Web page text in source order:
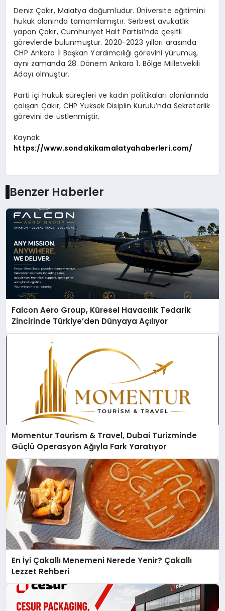
Deniz Çakır, Malatya doğumludur. Üniversite eğitimini
hukuk alanında tamamlamıştır. Serbest avukatlık
yapan Çakır, Cumhuriyet Halt Partisi’nde çeşitli
görevlerde bulunmuştur. 2020-2023 yılları arasında
CHP Ankara İl Başkan Yardımcılığı görevini yürümüş,
aynı zamanda 28. Dönem Ankara 1. Bölge Milletvekili
Adayı olmuştur.
Parti içi hukuk süreçleri ve kadın politikaları alanlarında
çalışan Çakır, CHP Yüksek Disiplin Kurulu’nda Sekreterlik
görevini de üstlenmiştir.
Kaynak:
https://www.sondakikamalatyahaberleri.com/
Benzer Haberler
Falcon Aero Group, Küresel Havacılık Tedarik
Zincirinde Türkiye’den Dünyaya Açılıyor
Momentur Tourism & Travel, Dubai Turizminde
Güçlü Operasyon Ağıyla Fark Yaratıyor
En İyi Çakallı Menemeni Nerede Yenir? Çakallı
Lezzet Rehberi